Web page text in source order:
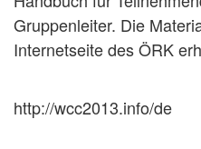
Gruppenleiter. Die
Internetseite des ÖRK
http://wcc2013.info/de